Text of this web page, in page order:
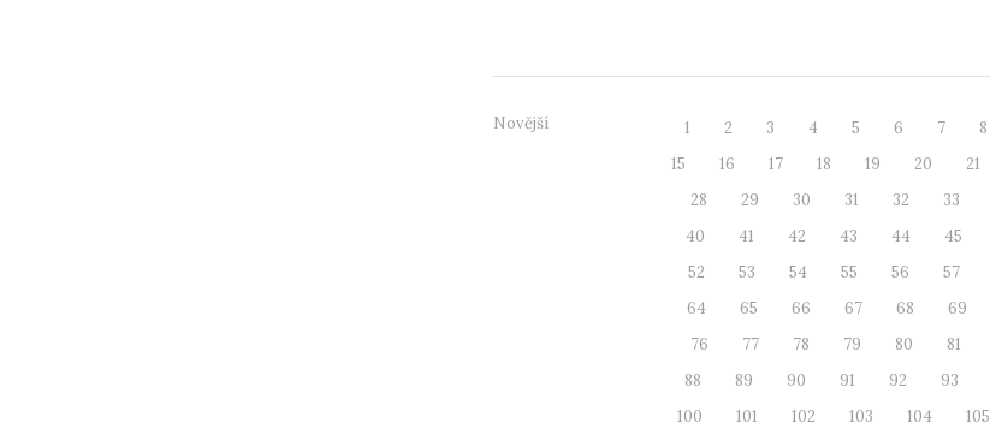
Novější 1 2 3 4 5 6 7 8
15
16 17 18 19 20 21
28
29 30 31 32 33
40
41 42 43 44 45
52
53 54 55 56 57
64
65 66 67 68 69
76
77 78 79 80 81
88
89 90 91 92 93
100
101 102 103 104 105